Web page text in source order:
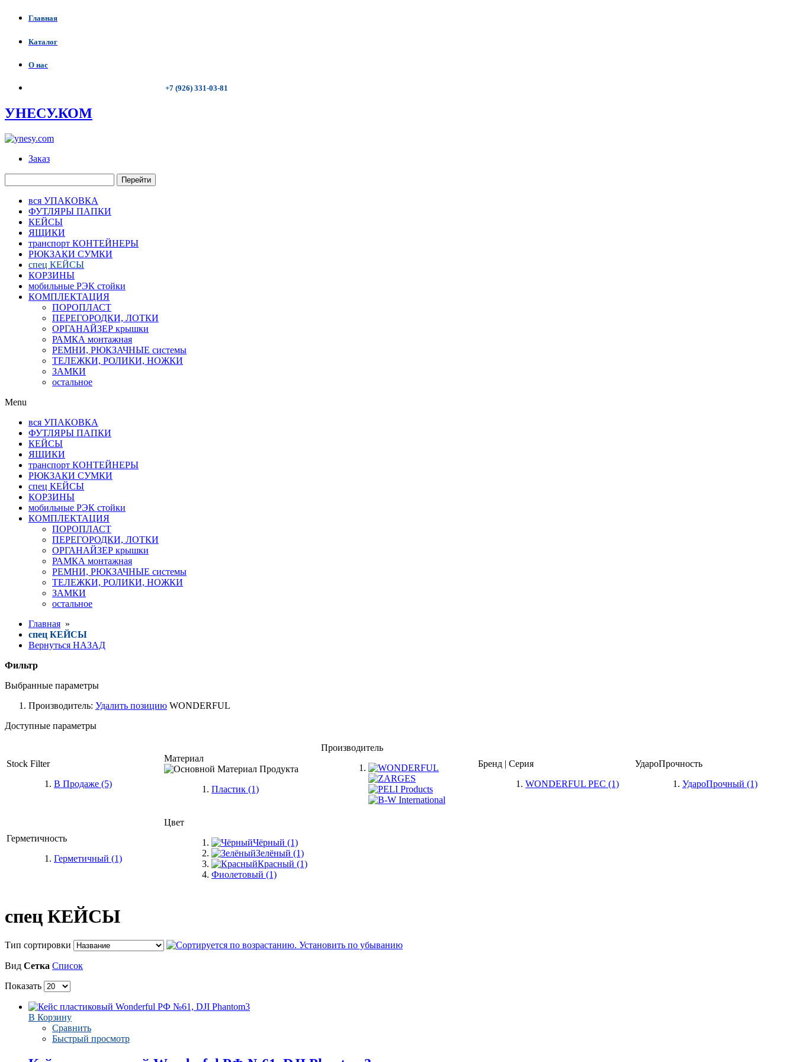
Главная
Каталог
О нас
+7 (926) 331-03-81
УНЕСУ.КОМ
Заказ
Перейти
вся УПАКОВКА
ФУТЛЯРЫ ПАПКИ
КЕЙСЫ
ЯЩИКИ
транспорт КОНТЕЙНЕРЫ
РЮКЗАКИ СУМКИ
спец КЕЙСЫ
КОРЗИНЫ
мобильные РЭК стойки
КОМПЛЕКТАЦИЯ
ПОРОПЛАСТ
ПЕРЕГОРОДКИ, ЛОТКИ
ОРГАНАЙЗЕР крышки
РАМКА монтажная
РЕМНИ, РЮКЗАЧНЫЕ системы
ТЕЛЕЖКИ, РОЛИКИ, НОЖКИ
ЗАМКИ
остальное
Menu
вся УПАКОВКА
ФУТЛЯРЫ ПАПКИ
КЕЙСЫ
ЯЩИКИ
транспорт КОНТЕЙНЕРЫ
РЮКЗАКИ СУМКИ
спец КЕЙСЫ
КОРЗИНЫ
мобильные РЭК стойки
КОМПЛЕКТАЦИЯ
ПОРОПЛАСТ
ПЕРЕГОРОДКИ, ЛОТКИ
ОРГАНАЙЗЕР крышки
РАМКА монтажная
РЕМНИ, РЮКЗАЧНЫЕ системы
ТЕЛЕЖКИ, РОЛИКИ, НОЖКИ
ЗАМКИ
остальное
Главная »
спец КЕЙСЫ
Вернуться НАЗАД
Фильтр
Выбранные параметры
Производитель: Удалить позицию WONDERFUL
Доступные параметры
Stock Filter
В Продаже (5)
Материал
Пластик (1)
Производитель
Бренд | Серия
WONDERFUL PEC (1)
УдароПрочность
УдароПрочный (1)
Герметичность
Герметичный (1)
Цвет
Чёрный (1)
Зелёный (1)
Красный (1)
Фиолетовый (1)
спец КЕЙСЫ
Тип сортировки
Вид Сетка Список
Показать
В Корзину
Сравнить
Быстрый просмотр